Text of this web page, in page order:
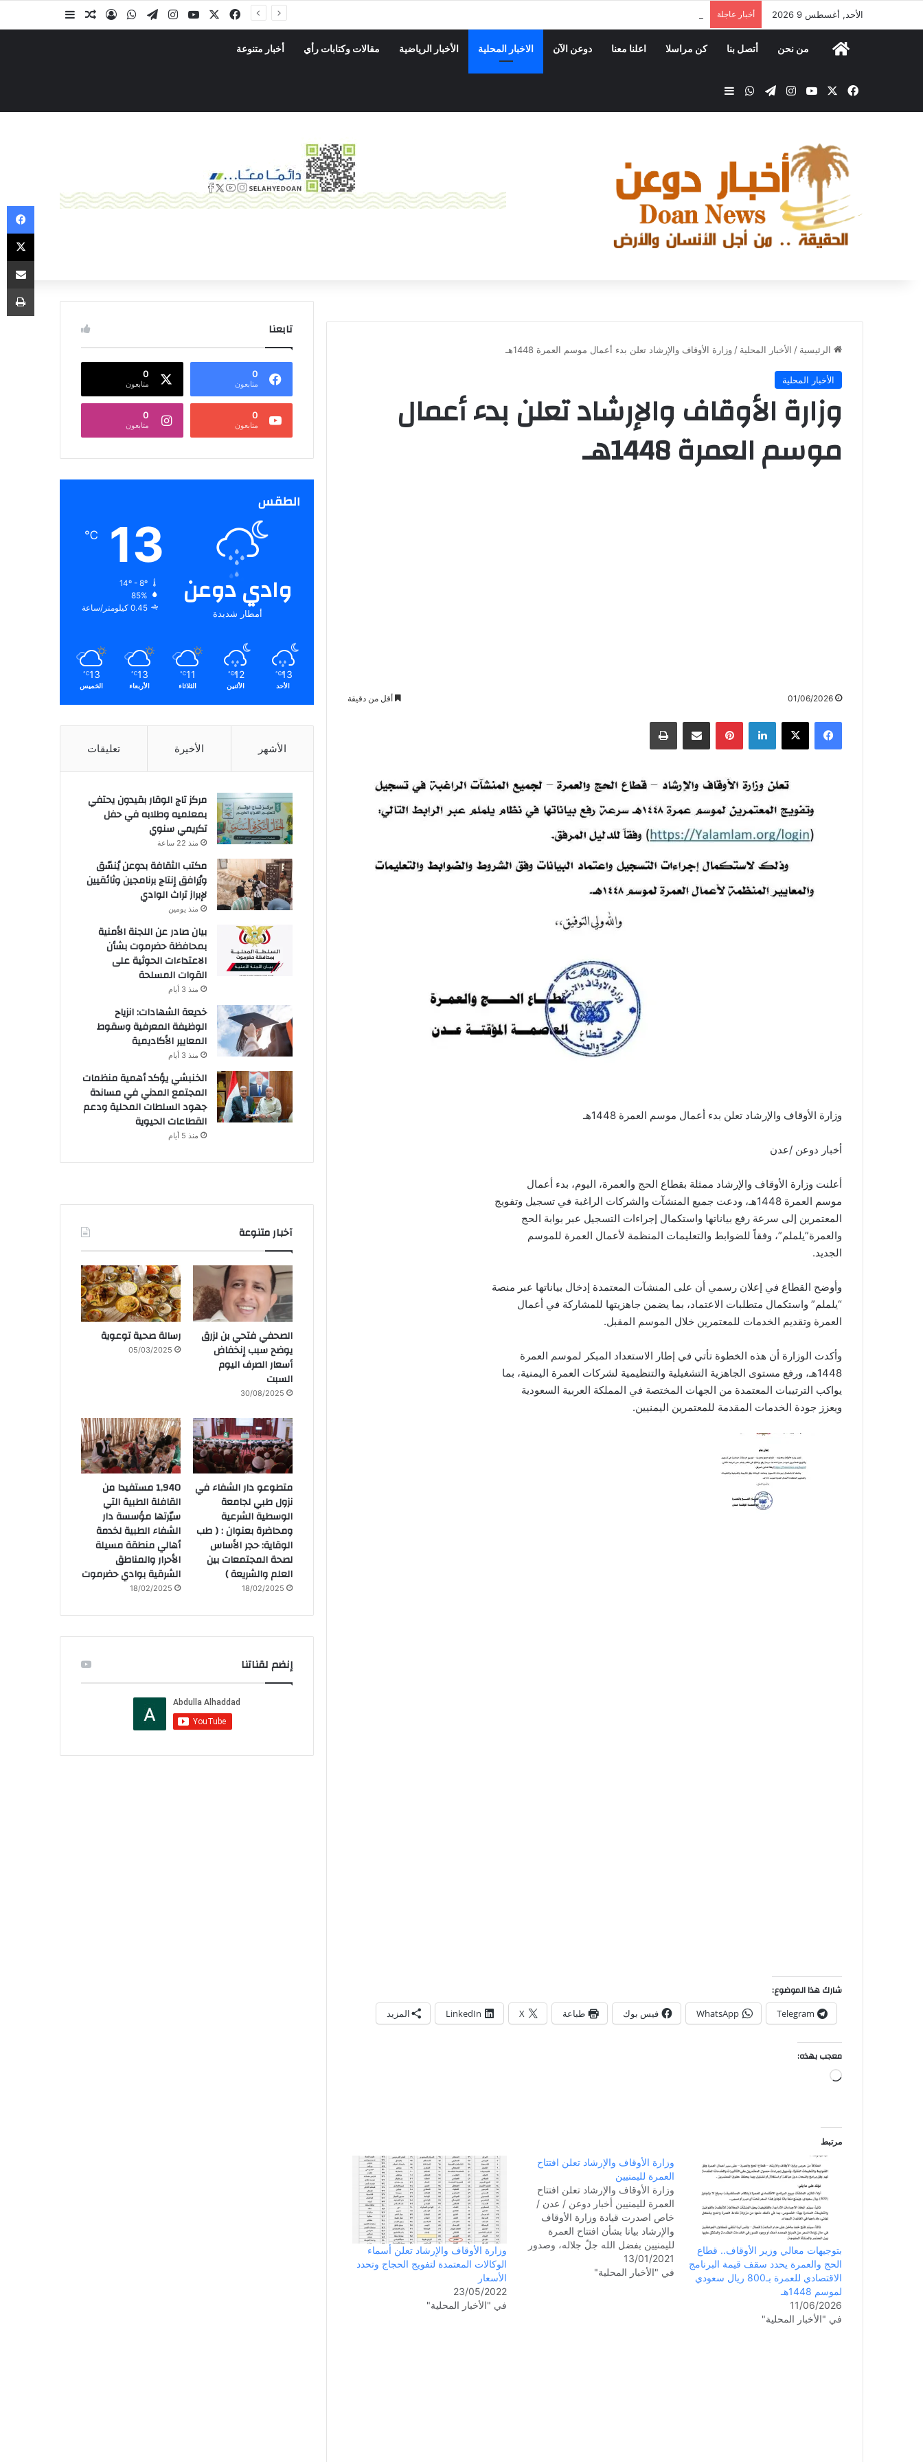
الأحد, أغسطس 9 2026 أخبار عاجلة
من نحن أتصل بنا كن مراسلا اعلنا معنا دوعن الآن الاخبار المحلية الأخبار الرياضية مقالات وكتابات رأي أخبار متنوعة
الرئيسية / الأخبار المحلية / وزارة الأوقاف والإرشاد تعلن بدء أعمال موسم العمرة 1448هـ
الأخبار المحلية
وزارة الأوقاف والإرشاد تعلن بدء أعمال
موسم العمرة 1448هـ
01/06/2026 أقل من دقيقة
وزارة الأوقاف والإرشاد تعلن بدء أعمال موسم العمرة 1448هـ
أخبار دوعن /عدن
أعلنت وزارة الأوقاف والإرشاد ممثلة بقطاع الحج والعمرة، اليوم، بدء أعمال
موسم العمرة 1448هـ، ودعت جميع المنشآت والشركات الراغبة في تسجيل وتفويج
المعتمرين إلى سرعة رفع بياناتها واستكمال إجراءات التسجيل عبر بوابة الحج
والعمرة”يلملم”، وفقاً للضوابط والتعليمات المنظمة لأعمال العمرة للموسم
الجديد.
وأوضح القطاع في إعلان رسمي أن على المنشآت المعتمدة إدخال بياناتها عبر منصة
“يلملم” واستكمال متطلبات الاعتماد، بما يضمن جاهزيتها للمشاركة في أعمال
العمرة وتقديم الخدمات للمعتمرين خلال الموسم المقبل.
وأكدت الوزارة أن هذه الخطوة تأتي في إطار الاستعداد المبكر لموسم العمرة
1448هـ، ورفع مستوى الجاهزية التشغيلية والتنظيمية لشركات العمرة اليمنية، بما
يواكب الترتيبات المعتمدة من الجهات المختصة في المملكة العربية السعودية
ويعزز جودة الخدمات المقدمة للمعتمرين اليمنيين.
شارك هذا الموضوع:
Telegram
WhatsApp فيس بوك طباعة X
LinkedIn المزيد
معجب بهذه:
مرتبط
بتوجيهات معالي وزير الأوقاف.. قطاع
الحج والعمرة يحدد سقف قيمة البرنامج
الاقتصادي للعمرة بـ800 ريال سعودي
لموسم 1448هـ
11/06/2026
في "الأخبار المحلية"
وزارة الأوقاف والإرشاد تعلن افتتاح
العمرة لليمنيين
وزارة الأوقاف والإرشاد تعلن افتتاح
العمرة لليمنيين أخبار دوعن / عدن /
خاص اصدرت قيادة وزارة الأوقاف
والإرشاد بيانا بشأن افتتاح العمرة
لليمنيين بفضل الله جلّ جلاله، وصدور
أول تأشيرة عمرة لمواطن يمني. نص
البيان: بسم الله الرحمن الرحيمإلى
13/01/2021
في "الأخبار المحلية"
وزارة الأوقاف والإرشاد تعلن أسماء
الوكالات المعتمدة لتفويج الحجاج وتحدد
الأسعار
23/05/2022
في "الأخبار المحلية"
تابعنا
0
متابعون
0
متابعون
0
متابعون
0
متابعون
الطقس
وادي دوعن
أمطار شديدة
13
℃
14º - 8º
85%
0.45 كيلومتر/ساعة
13
℃
الأحد
12
℃
الأثنين
11
℃
الثلاثاء
13
℃
الأربعاء
13
℃
الخميس
الأشهر الأخيرة تعليقات
مركز تاج الوقار بقيدون يحتفي
بمعلميه وطلابه في حفل
تكريمي سنوي
منذ 22 ساعة
مكتب الثقافة بدوعن يُنسّق
ويُرافق إنتاج برنامجين وثائقيين
لإبراز تراث الوادي
منذ يومين
بيان صادر عن اللجنة الأمنية
بمحافظة حضرموت بشأن
الاعتداءات الحوثية على
القوات المسلحة
منذ 3 أيام
خديعة الشهادات: انزياح
الوظيفة المعرفية وسقوط
المعايير الأكاديمية
منذ 3 أيام
الخنبشي يؤكد أهمية منظمات
المجتمع المدني في مساندة
جهود السلطات المحلية ودعم
القطاعات الحيوية
منذ 5 أيام
آخبار متنوعة
الصحفي فتحي بن لزرق
يوضح سبب إنخفاض
أسعار الصرف اليوم
السبت
30/08/2025
رسالة صحية توعوية
05/03/2025
متطوعو دار الشفاء في
نزول طبي لجامعة
الوسطية الشرعية
ومحاضرة بعنوان : ( طب
الوقاية: حجر الأساس
لصحة المجتمعات بين
العلم والشريعة )
18/02/2025
1,940 مستفيدا من
القافلة الطبية التي
سيّرتها مؤسسة دار
الشفاء الطبية لخدمة
أهالي منطقة مسيلة
الأحرار والمناطق
الشرقية بوادي حضرموت
18/02/2025
إنضم لقناتنا